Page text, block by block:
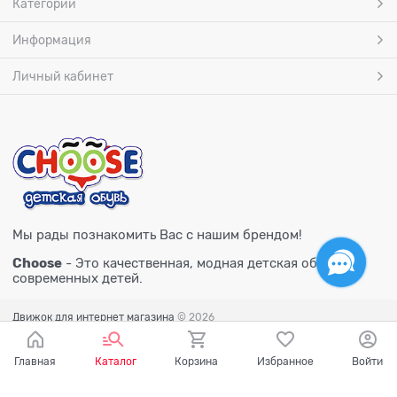
Категории
Информация
Личный кабинет
Мы рады познакомить Вас с нашим брендом!
Choose - Это качественная, модная детская обувь для
современных детей.
Движок для интернет магазина © 2026
Главная Каталог Корзина Избранное Войти